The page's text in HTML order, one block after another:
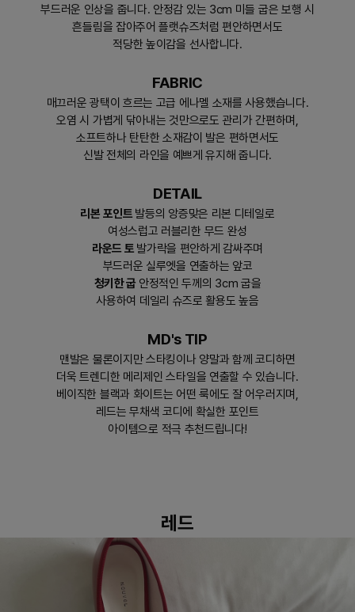
부드러운 인상을 줍니다. 안정감 있는 3cm 미들 굽은 보행 시
흔들림을 잡아주어 플랫슈즈처럼 편안하면서도
적당한 높이감을 선사합니다.
FABRIC
매끄러운 광택이 흐르는 고급 에나멜 소재를 사용했습니다.
오염 시 가볍게 닦아내는 것만으로도 관리가 간편하며,
소프트하나 탄탄한 소재감이 발은 편하면서도
신발 전체의 라인을 예쁘게 유지해 줍니다.
DETAIL
리본 포인트발등의 앙증맞은 리본 디테일로
여성스럽고 러블리한 무드 완성
라운드 토발가락을 편안하게 감싸주며
부드러운 실루엣을 연출하는 앞코
청키한 굽 안정적인 두께의 3cm 굽을
사용하여 데일리 슈즈로 활용도 높음
MD's TIP
맨발은 물론이지만 스타킹이나 양말과 함께 코디하면
더욱 트렌디한 메리제인 스타일을 연출할 수 있습니다.
베이직한 블랙과 화이트는 어떤 룩에도 잘 어우러지며,
레드는 무채색 코디에 확실한 포인트
아이템으로 적극 추천드립니다!
레드